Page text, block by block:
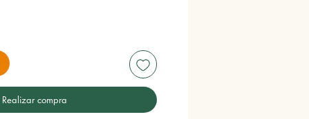
Realizar compra